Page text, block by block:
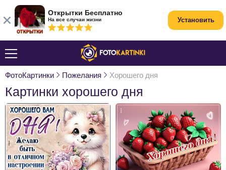
ФотоКартинки Пожелания Хорошего дня
Картинки хорошего дня
Открытки Бесплатно
На все случаи жизни Установить